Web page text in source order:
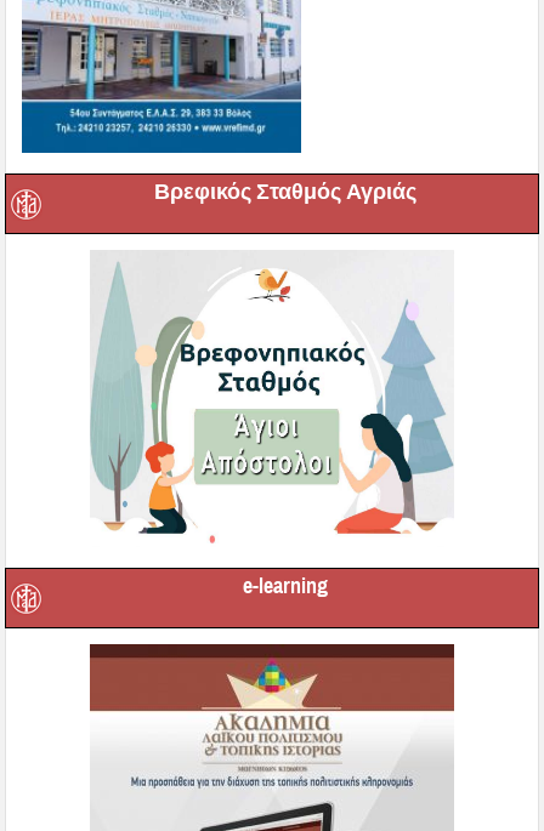
Βρεφικός Σταθμός Αγριάς
e-learning